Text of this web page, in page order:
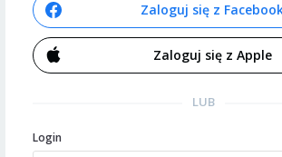
Zaloguj się z
Zaloguj się z Apple
LUB
Login